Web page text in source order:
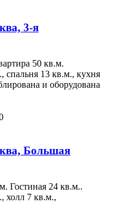
3-я
50 кв.м.
спальня 13 кв.м., кухня
и оборудована
Большая
Гостиная 24 кв.м..
холл 7 кв.м.,